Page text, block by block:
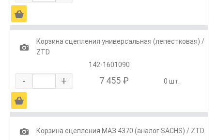
Ä
1
Корзина сцепления универсальная (лепестковая) /
ZTD
142-1601090
- + 7 455 ₽ 0 шт.
Ä
1
Корзина сцепления МАЗ 4370 (аналог SACHS) / ZTD